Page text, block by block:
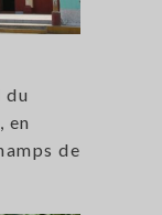
du
en
de